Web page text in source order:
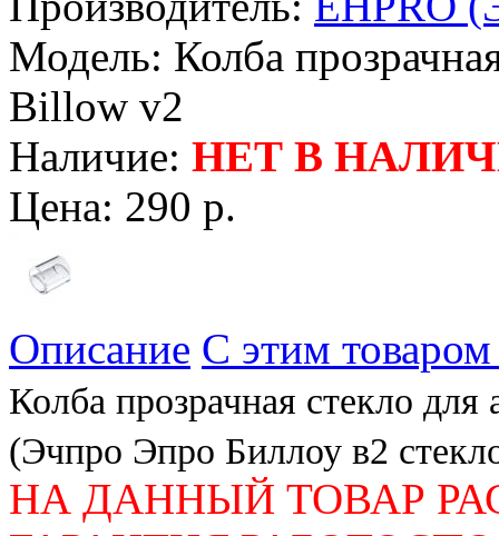
Модель: Колба
Billow v2
Наличие: НЕТ В
Цена: 290 р.
Описание С этим
Колба прозрачная стекло для
(Эчпро Эпро Биллоу в2
НА ДАННЫЙ ТОВАР